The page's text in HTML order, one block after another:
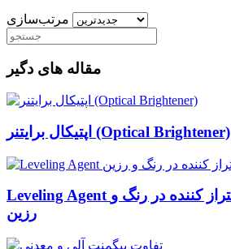
مرتب‌سازی
مقاله های دگیر
اپتیکال برایتنر (Optical Brightener)
Leveling Agent چیست؟ | ادتیو همتراز کننده در رنگ و
رزین